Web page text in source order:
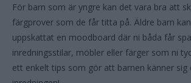
För barn som är yngre kan det vara bra att
färgprover som de får titta på. Äldre barn
uppskattat en moodboard där ni båda får
inredningsstilar, möbler eller färger som ni
ett enkelt tips som gör att barnen känner sig